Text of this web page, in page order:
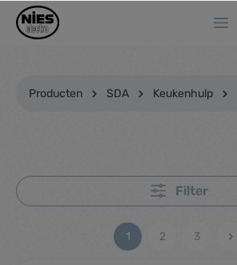
Producten SDA Keukenhulp
Filter
1 2 3